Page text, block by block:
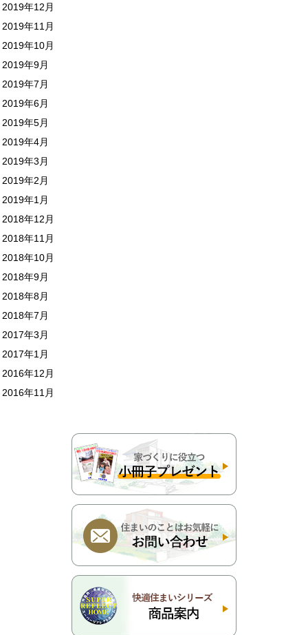
2019年12月
2019年11月
2019年10月
2019年9月
2019年7月
2019年6月
2019年5月
2019年4月
2019年3月
2019年2月
2019年1月
2018年12月
2018年11月
2018年10月
2018年9月
2018年8月
2018年7月
2017年3月
2017年1月
2016年12月
2016年11月